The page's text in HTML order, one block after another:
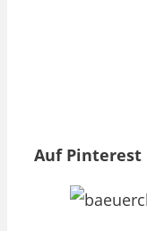
Auf Pinterest